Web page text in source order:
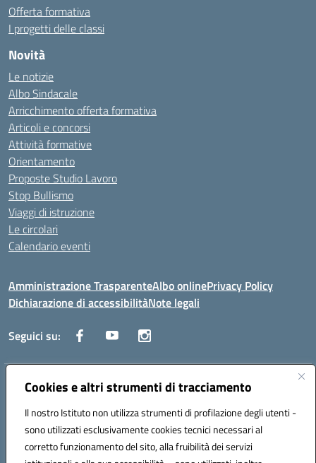
Cookies e altri strumenti di tracciamento
Il nostro Istituto non utilizza strumenti di profilazione degli utenti -
sono utilizzati esclusivamente cookies tecnici necessari al
corretto funzionamento del sito, alla fruibilità dei servizi
Offerta formativa
I progetti delle classi
Novità
Le notizie
Albo Sindacale
Arricchimento offerta formativa
Articoli e concorsi
Attività formative
Orientamento
Proposte Studio Lavoro
Stop Bullismo
Viaggi di istruzione
Le circolari
Calendario eventi
Amministrazione TrasparenteAlbo onlinePrivacy Policy
Dichiarazione di accessibilitàNote legali
Seguici su:
Indirizzo:Corso Fornari, 1 - 70056 Molfetta
Posta elettronica certificata (PEC):BARH04000D@pec.istruzione.it
Codice fiscale: 93249230728
Codice meccanografico: BARH04000D